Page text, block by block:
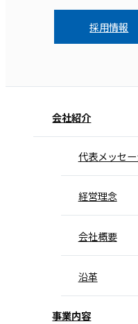
採用情報
会社紹介
代表メッセ
経営理念
会社概要
沿革
事業内容